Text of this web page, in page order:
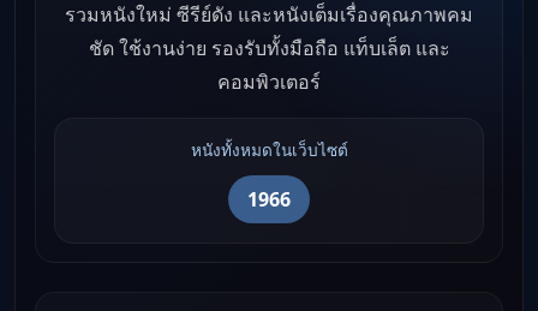
รวมหนังใหม่ ซีรีย์ดัง และหนังเต็มเรื่องคุณภาพคม
ชัด ใช้งานง่าย รองรับทั้งมือถือ แท็บเล็ต และ
คอมพิวเตอร์
หนังทั้งหมดในเว็บไซต์
1966